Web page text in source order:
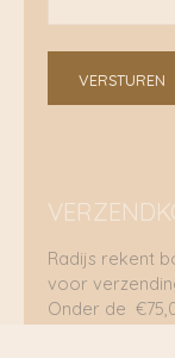
VERSTUREN
Radijs rekent
voor
Onder de